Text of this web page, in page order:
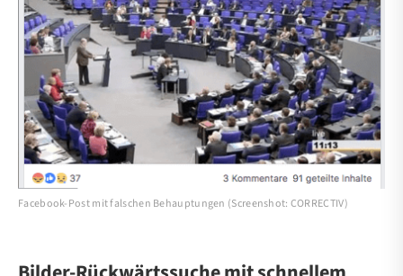
Facebook-Post mit falschen Behauptungen (Screenshot: CORRECTIV)